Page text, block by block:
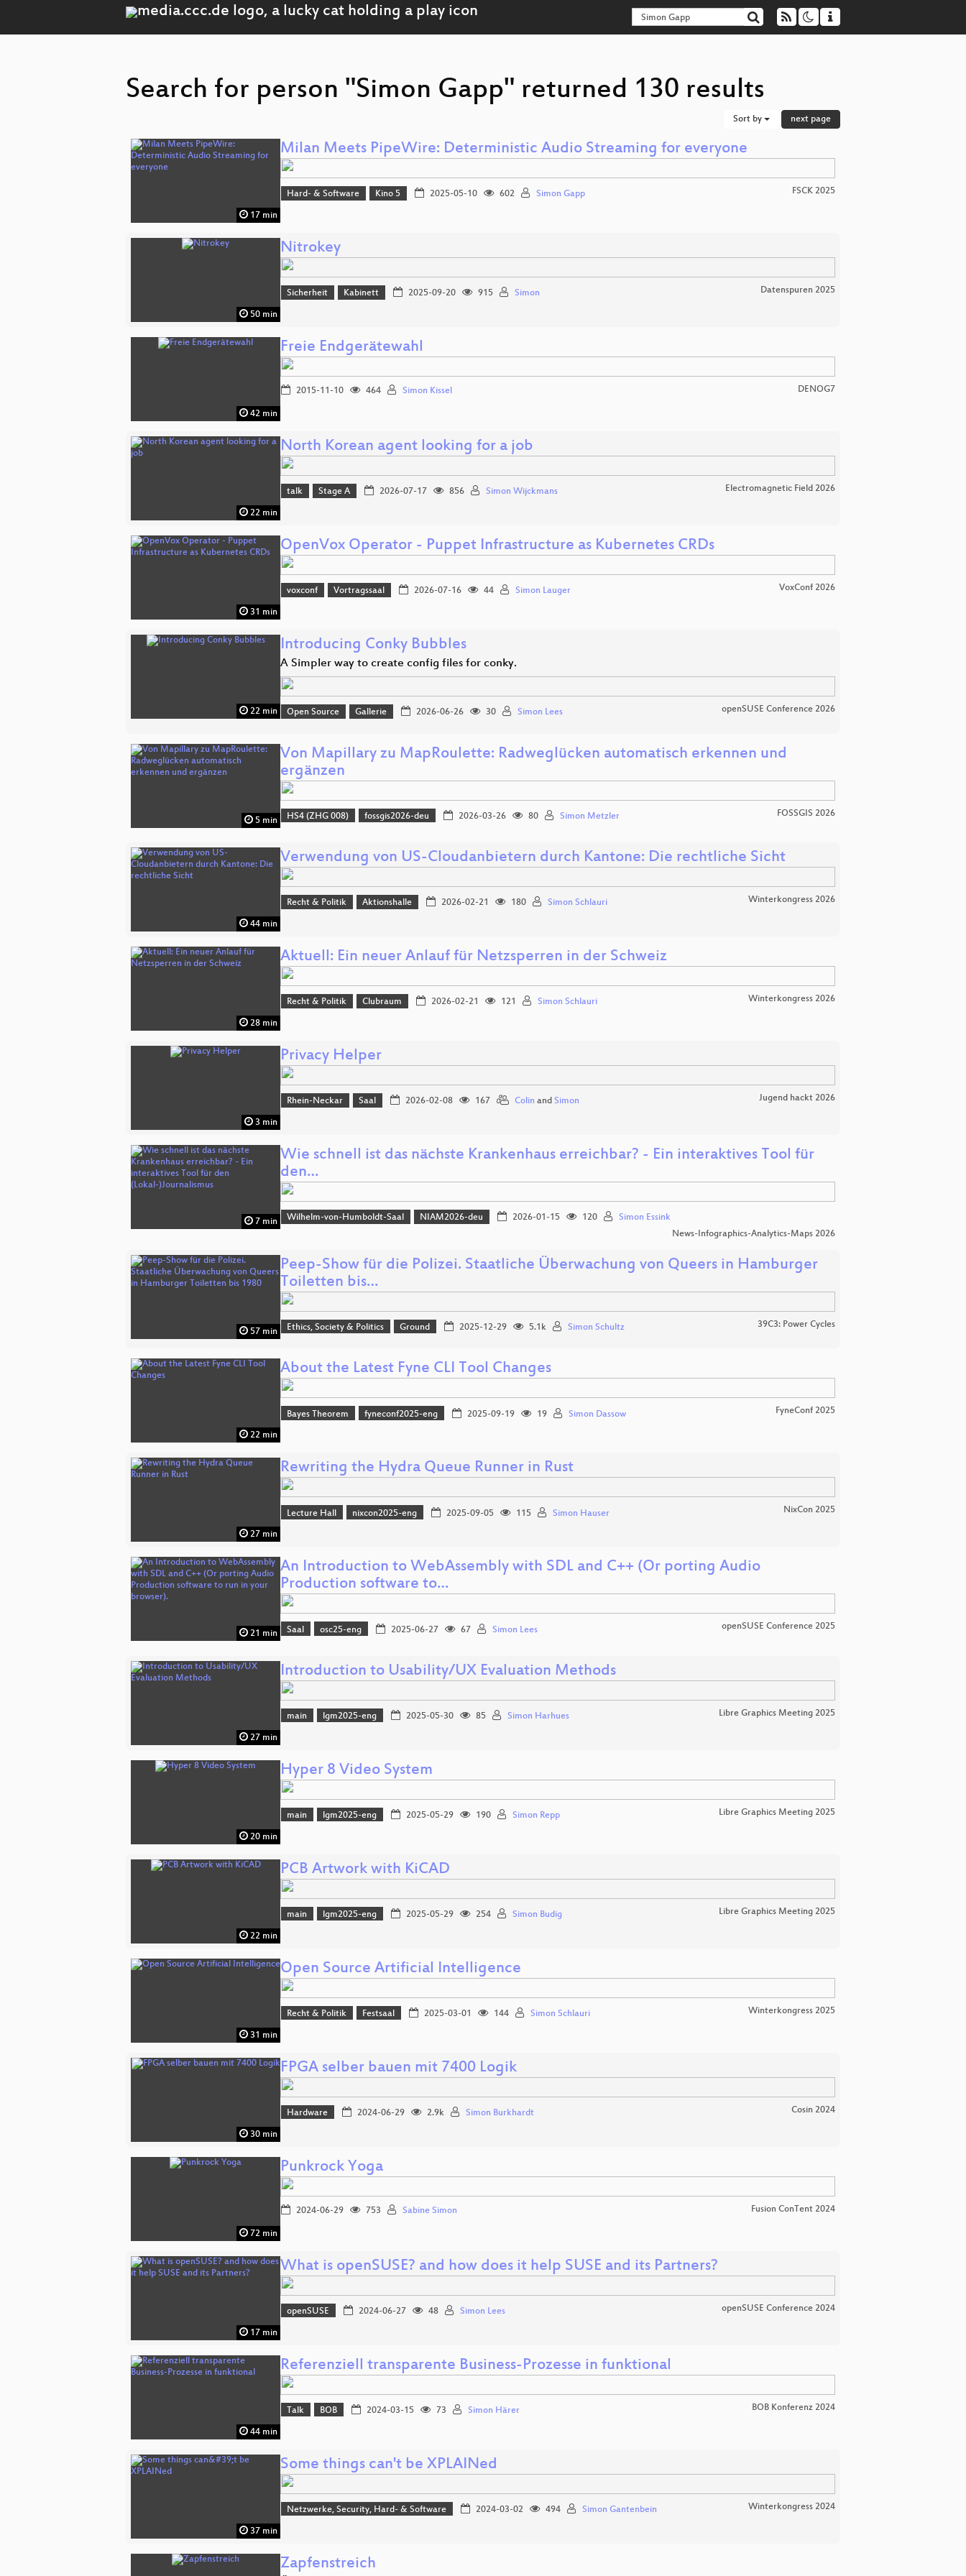
Search for person "Simon Gapp" returned 130 results
Sort by next page
17 min
Milan Meets PipeWire: Deterministic Audio Streaming for everyone
Hard- & Software Kino 5 2025-05-10 602 Simon Gapp FSCK 2025
50 min
Nitrokey
Sicherheit Kabinett 2025-09-20 915 Simon Datenspuren 2025
42 min
Freie Endgerätewahl
2015-11-10 464 Simon Kissel DENOG7
22 min
North Korean agent looking for a job
talk Stage A 2026-07-17 856 Simon Wijckmans Electromagnetic Field 2026
31 min
OpenVox Operator - Puppet Infrastructure as Kubernetes CRDs
voxconf Vortragssaal 2026-07-16 44 Simon Lauger VoxConf 2026
22 min
Introducing Conky Bubbles
A Simpler way to create config files for conky.
Open Source Gallerie 2026-06-26 30 Simon Lees openSUSE Conference 2026
5 min
Von Mapillary zu MapRoulette: Radweglücken automatisch erkennen und
ergänzen
HS4 (ZHG 008) fossgis2026-deu 2026-03-26 80 Simon Metzler FOSSGIS 2026
44 min
Verwendung von US-Cloudanbietern durch Kantone: Die rechtliche Sicht
Recht & Politik Aktionshalle 2026-02-21 180 Simon Schlauri Winterkongress 2026
28 min
Aktuell: Ein neuer Anlauf für Netzsperren in der Schweiz
Recht & Politik Clubraum 2026-02-21 121 Simon Schlauri Winterkongress 2026
3 min
Privacy Helper
Rhein-Neckar Saal 2026-02-08 167 Colin and Simon Jugend hackt 2026
7 min
Wie schnell ist das nächste Krankenhaus erreichbar? - Ein interaktives Tool für
den…
Wilhelm-von-Humboldt-Saal NIAM2026-deu 2026-01-15 120
Simon Essink
News-Infographics-Analytics-Maps 2026
57 min
Peep-Show für die Polizei. Staatliche Überwachung von Queers in Hamburger
Toiletten bis…
Ethics, Society & Politics Ground 2025-12-29 5.1k Simon Schultz 39C3: Power Cycles
22 min
About the Latest Fyne CLI Tool Changes
Bayes Theorem fyneconf2025-eng 2025-09-19 19 Simon Dassow FyneConf 2025
27 min
Rewriting the Hydra Queue Runner in Rust
Lecture Hall nixcon2025-eng 2025-09-05 115 Simon Hauser NixCon 2025
21 min
An Introduction to WebAssembly with SDL and C++ (Or porting Audio
Production software to…
Saal osc25-eng 2025-06-27 67 Simon Lees openSUSE Conference 2025
27 min
Introduction to Usability/UX Evaluation Methods
main lgm2025-eng 2025-05-30 85 Simon Harhues Libre Graphics Meeting 2025
20 min
Hyper 8 Video System
main lgm2025-eng 2025-05-29 190 Simon Repp Libre Graphics Meeting 2025
22 min
PCB Artwork with KiCAD
main lgm2025-eng 2025-05-29 254 Simon Budig Libre Graphics Meeting 2025
31 min
Open Source Artificial Intelligence
Recht & Politik Festsaal 2025-03-01 144 Simon Schlauri Winterkongress 2025
30 min
FPGA selber bauen mit 7400 Logik
Hardware 2024-06-29 2.9k Simon Burkhardt Cosin 2024
72 min
Punkrock Yoga
2024-06-29 753 Sabine Simon Fusion ConTent 2024
17 min
What is openSUSE? and how does it help SUSE and its Partners?
openSUSE 2024-06-27 48 Simon Lees openSUSE Conference 2024
44 min
Referenziell transparente Business-Prozesse in funktional
Talk BOB 2024-03-15 73 Simon Härer BOB Konferenz 2024
37 min
Some things can't be XPLAINed
Netzwerke, Security, Hard- & Software 2024-03-02 494 Simon Gantenbein Winterkongress 2024
Zapfenstreich